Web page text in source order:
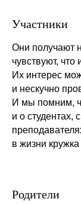
Участники
Они получают
чувствуют,
Их интерес
и нескучно
И мы помним,
и о студентах,
в жизни
Родители